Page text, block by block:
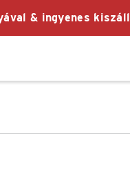
& ingyenes